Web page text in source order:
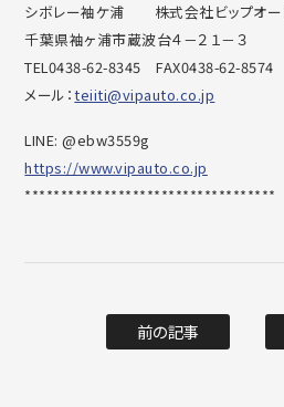
シボレー袖ケ浦 株式会社ビップオー
千葉県袖ヶ浦市蔵波台４－２１－３
TEL0438-62-8345 FAX0438-62-8574
メール：teiiti@vipauto.co.jp
LINE: @ebw3559g
https://www.vipauto.co.jp
***********************************
前の記事